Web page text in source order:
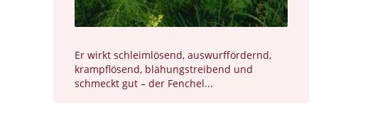
Er wirkt schleimlösend, auswurffördernd,
krampflösend, blähungstreibend und
schmeckt gut – der Fenchel...